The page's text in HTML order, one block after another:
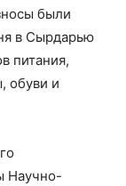
были
в Сырдарью
питания,
обуви и
Научно-